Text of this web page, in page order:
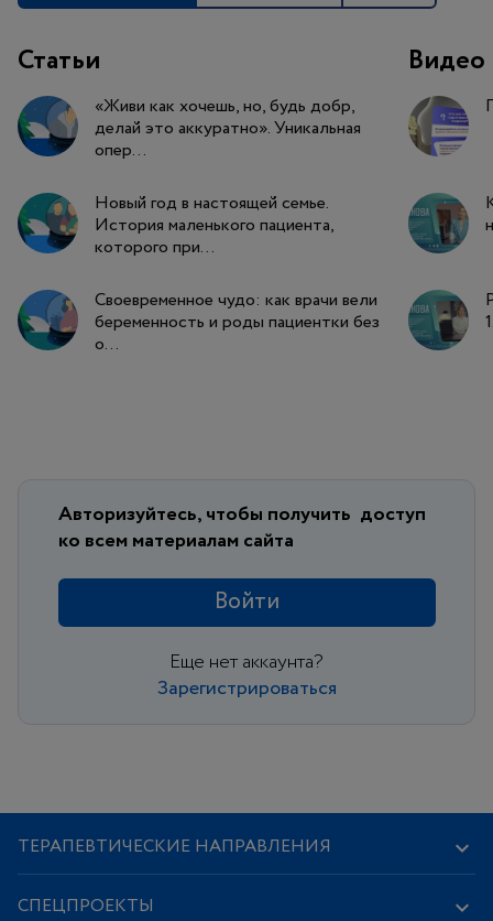
Статьи
«Живи как хочешь, но, будь добр,
делай это аккуратно». Уникальная
опер...
Новый год в настоящей семье.
История маленького пациента,
которого при...
Своевременное чудо: как врачи вели
беременность и роды пациентки без
о...
Видео
Авторизуйтесь, чтобы получить доступ
ко всем материалам сайта
Войти
Еще нет аккаунта?
Зарегистрироваться
ТЕРАПЕВТИЧЕСКИЕ НАПРАВЛЕНИЯ
СПЕЦПРОЕКТЫ